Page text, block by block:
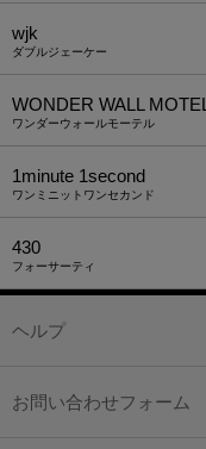
wjk
ダブルジェーケー
WONDER WALL MOTEL
ワンダーウォールモーテル
1minute​ 1second
ワンミニットワンセカンド
430
フォーサーティ
ヘルプ
お問い合わせフォーム